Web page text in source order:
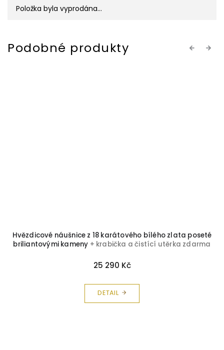
Položka byla vyprodána…
Previous
Hvězdicové náušnice z 18 karátového bílého zlata poseté
briliantovými kameny + krabička a čistící utěrka zdarma
25 290 Kč
DETAIL
Next